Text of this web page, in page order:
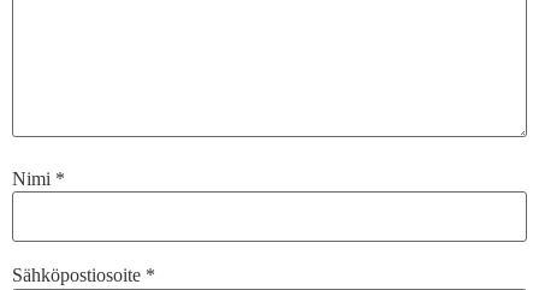
Nimi *
Sähköpostiosoite *